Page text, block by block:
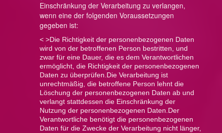
Einschränkung der Verarbeitung zu verlangen,
wenn eine der folgenden Voraussetzungen
gegeben ist:
< >Die Richtigkeit der personenbezogenen Daten
wird von der betroffenen Person bestritten, und
zwar für eine Dauer, die es dem Verantwortlichen
ermöglicht, die Richtigkeit der personenbezogenen
Daten zu überprüfen.Die Verarbeitung ist
unrechtmäßig, die betroffene Person lehnt die
Löschung der personenbezogenen Daten ab und
verlangt stattdessen die Einschränkung der
Nutzung der personenbezogenen Daten.Der
Verantwortliche benötigt die personenbezogenen
Daten für die Zwecke der Verarbeitung nicht länger,